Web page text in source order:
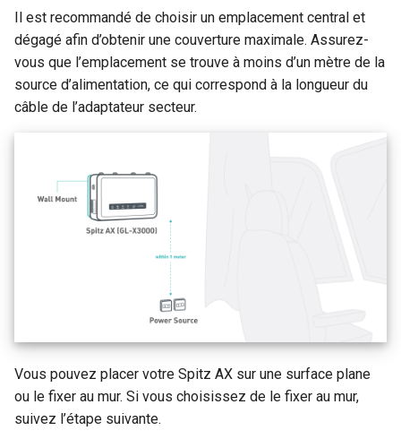
h
GL-MT2500/GL-MT2500A
(Brume 2)
GL-SFT1200 (Opal)
GL-AR300M (Shadow)
SIMPoYo 4G uFi
GL-S20
GL-S10
un partage Samba
Le serveur WireGuard ne
fonctionne pas
pendant la mise a jour du
firmware
Comment resoudre un
de sous-reseau
Activer le VPN en cascade
Utiliser WireGuard pour
securiser RDP depuis
l'exterieur du reseau
configuration des
fournisseurs de services
Reserver une IP fixe pour le
Autoriser l'acces au WAN
lorsque le client VPN est
active
VPN vers le DNS amont du
Support technique via
GoodCloud
Il est recommandé de choisir un emplacement central et
dégagé afin d’obtenir une couverture maximale. Assurez-
vous que l’emplacement se trouve à moins d’un mètre de la
source d’alimentation, ce qui correspond à la longueur du
câble de l’adaptateur secteur.
Vous pouvez placer votre Spitz AX sur une surface plane
ou le fixer au mur. Si vous choisissez de le fixer au mur,
suivez l’étape suivante.